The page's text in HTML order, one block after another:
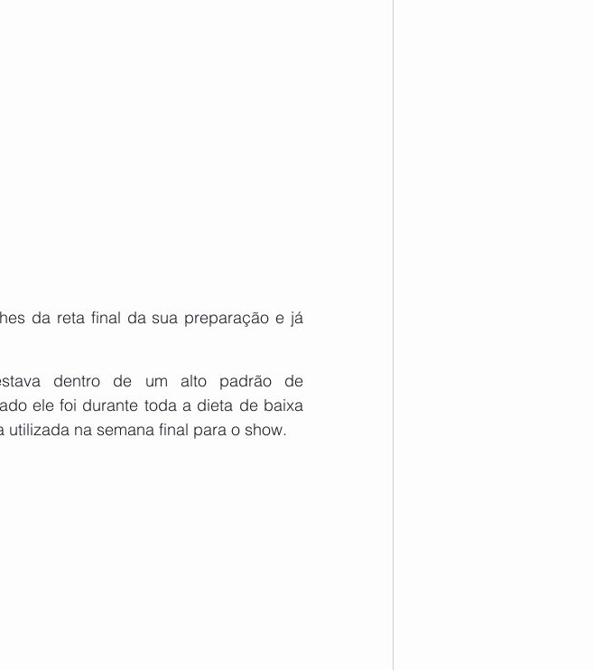
da reta final da sua preparação e já
dentro de um alto padrão de
ele foi durante toda a dieta de baixa
na semana final para o show.